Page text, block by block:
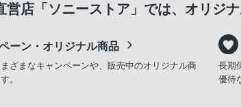
営店「ソニーストア」では、オリジ
ーン・オリジナル商品
ざまなキャンペーンや、販売中のオリジナル商
。
長期
優待